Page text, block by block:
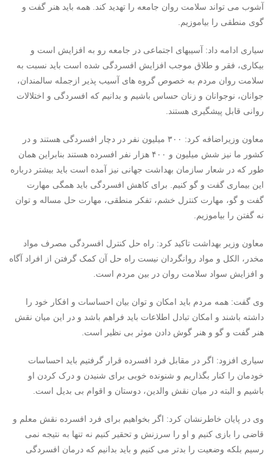
آشوب می تواند سلامت روان جامعه را تهدید کند. همه باید هنر گفت و
گوی منطقی را بیاموزیم.
سیاری ادامه داد: آسیبهای اجتماعی در جامعه رو به افزایش است و
بیکاری، فقر و طلاق موجب افزایش افسردگی شده است باید نسبت به
سلامت روان مردم به خصوص گروه های آسیب پذیر ازجمله سالمندان،
جوانان، نوجوانان و زنان حساس باشیم و بدانیم که افسردگی و اختلالات
روانی قابل پیشگیری هستند.
معاون وزیراضافه کرد: ۳۰۰ میلیون نفر در دچار افسردگی هستند و در
کشور ما نیز شش میلیون و ۴۰۰ هزار نفر افسرده هستند بنابراین همان
طور که در شعار سازمان بهداشت جهانی نیز آمده است باید بیشتر درباره
این بیماری گفت و گو کنیم. برای کاهش افسردگی باید همگی مهارت
گفت و گو، مهارت کنترل خشم، تفکر منطقی، مهارت حل مساله و توان
نه گفتن را بیاموزیم.
معاون وزیر بهداشت تاکید کرد: راه حل کنترل افسردگی مصرف مواد
مخدر، الکل و مواد روانگردان نیست راه حل آن کمک گرفتن از افراد آگاه
و افزایش سواد سلامت روان در بین مردم است.
وی گفت: همه مردم باید امکان و توان بیان احساسات و افکار خود را
داشته باشند و امکان تبادل اطلاعات باید فراهم باشد و در این میان نقش
هنر گفت و گو و هنر گوش دادن موثر بی نظیر است.
سیاری افزود: اگر در مقابل فرد افسرده قرار گرفتیم باید احساسات
خودمان را کنار بگذاریم و شنونده خوبی برای شنیدن و درک کردن او
باشیم و البته در میان نقش والدین، دوستان و اقوام بی بدیل است.
وی در پایان خاطرنشان کرد: اگر بخواهیم برای فرد افسرده نقش معلم و
قاضی را بازی کنیم و او را سرزنش و تحقیر کنیم نه تنها به نتیجه نمی
رسیم بلکه وضعیت را بدتر می کنیم و باید بدانیم که درمان افسردگی